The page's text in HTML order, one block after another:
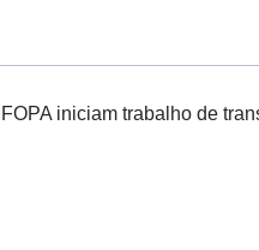
iniciam trabalho de